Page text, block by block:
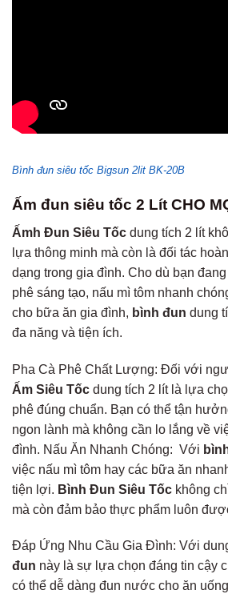
Bình đun siêu tốc Bigsun 2lit BK-20B
Ấm đun siêu tốc 2 Lít CHO
Ấmh Đun Siêu Tốc dung tích 2 lít
lựa thông minh mà còn là đối tác
dạng trong gia đình. Cho dù bạn
phê sáng tạo, nấu mì tôm nhanh
cho bữa ăn gia đình, bình đun dung
đa năng và tiện ích.
Pha Cà Phê Chất Lượng: Đối với
Ấm Siêu Tốc dung tích 2 lít là lựa
phê đúng chuẩn. Bạn có thể tận
ngon lành mà không cần lo lắng về
đình. Nấu Ăn Nhanh Chóng: Với
việc nấu mì tôm hay các bữa ăn
tiện lợi. Bình Đun Siêu Tốc không
mà còn đảm bảo thực phẩm luôn
Đáp Ứng Nhu Cầu Gia Đình: Với
đun này là sự lựa chọn đáng tin cậy
có thể dễ dàng đun nước cho ăn